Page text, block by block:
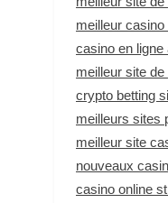
meilleur casino
casino en
meilleur site
crypto betting
meilleurs sites
meilleur site
nouveaux
casino online